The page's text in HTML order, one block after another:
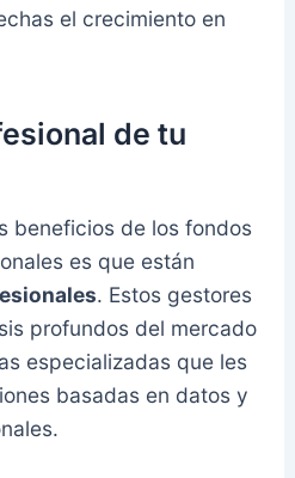
el crecimiento en
de tu
beneficios de los fondos
es que están
. Estos gestores
profundos del mercado
especializadas que les
basadas en datos y